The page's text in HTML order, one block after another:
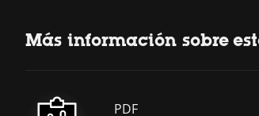
Más información sobre
PDF